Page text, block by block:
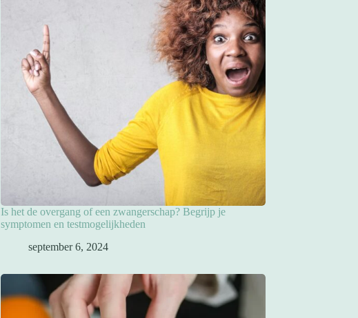
Is het de overgang of een zwangerschap? Begrijp je
symptomen en testmogelijkheden
september 6, 2024